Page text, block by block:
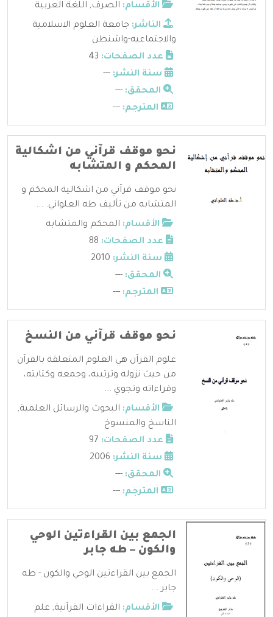
الأقسام: الصرف, اللغة العربية
الناشر: جامعة العلوم الاسلامية
والاجتماعيه-واشنطن
عدد الصفحات:
سنة النشر: ---
المحقق: ---
المترجم: ---
نحو موقف قرآني من اشكالية
المحكم و المتشابه
نحو موقف قرآني من اشكالية المحكم و
المتشابه من تأليف طه العلواني. ...
الأقسام: المحكم والمتشابه
عدد الصفحات:
سنة النشر:
المحقق: ---
المترجم: ---
نحو موقف قرآني من النسخ
علوم القرآن هي العلوم المتعلقة بالقرآن
من حيث نزوله وترتيبه، وجمعه وكتابته،
وقراءاته وتجوي ...
الأقسام: البحوث والرسائل العلمية,
الناسخ والمنسوخ
عدد الصفحات:
سنة النشر:
المحقق: ---
المترجم: ---
الجمع بين القراءتين الوحي
والكون – طه جابر
الجمع بين القراءتين الوحي والكون - طه
جابر ...
الأقسام: القراءات القرآنية, علم